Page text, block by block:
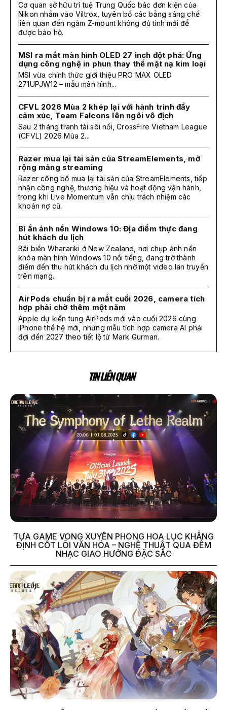
Cơ quan sở hữu trí tuệ Trung Quốc bác đơn kiện của
Nikon nhắm vào Viltrox, tuyên bố các bằng sáng chế
liên quan đến ngàm Z-mount không đủ tính mới để
được bảo hộ.
MSI ra mắt màn hình OLED 27 inch đột phá: Ứng
dụng công nghệ in phun thay thế mặt nạ kim loại
MSI vừa chính thức giới thiệu PRO MAX OLED
271UPJW12 – mẫu màn hình...
CFVL 2026 Mùa 2 khép lại với hành trình đầy
cảm xúc, Team Falcons lên ngôi vô địch
Sau 2 tháng tranh tài sôi nổi, CrossFire Vietnam League
(CFVL) 2026 Mùa 2...
Razer mua lại tài sản của StreamElements, mở
rộng mảng streaming
Razer công bố mua lại tài sản của StreamElements, tiếp
nhận công nghệ, thương hiệu và hoạt động vận hành,
trong khi Live Momentum vẫn chịu trách nhiệm các
khoản nợ cũ.
Bí ẩn ảnh nền Windows 10: Địa điểm thực đang
hút khách du lịch
Bãi biển Wharariki ở New Zealand, nơi chụp ảnh nền
khóa màn hình Windows 10 nổi tiếng, đang trở thành
điểm đến thu hút khách du lịch nhờ một video lan truyền
trên mạng.
AirPods chuẩn bị ra mắt cuối 2026, camera tích
hợp phải chờ thêm một năm
Apple dự kiến tung AirPods mới vào cuối 2026 cùng
iPhone thế hệ mới, nhưng mẫu tích hợp camera AI phải
đợi đến 2027 theo tiết lộ từ Mark Gurman.
TIN LIÊN QUAN
TỰA GAME VONG XUYÊN PHONG HOA LỤC KHẲNG
ĐỊNH CỐT LÕI VĂN HÓA – NGHỆ THUẬT QUA ĐÊM
NHẠC GIAO HƯỞNG ĐẶC SẮC